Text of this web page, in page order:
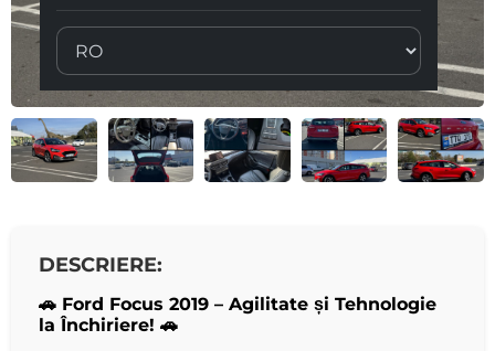
DESCRIERE:
🚗 Ford Focus 2019 – Agilitate și Tehnologie
la Închiriere! 🚗